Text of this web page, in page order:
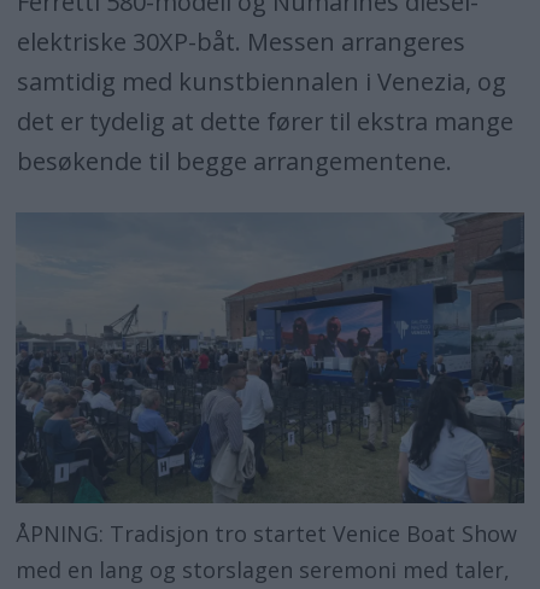
elektriske 30XP-båt. Messen arrangeres
samtidig med kunstbiennalen i Venezia, og
det er tydelig at dette fører til ekstra mange
besøkende til begge arrangementene.
ÅPNING: Tradisjon tro startet Venice Boat Show
med en lang og storslagen seremoni med taler,